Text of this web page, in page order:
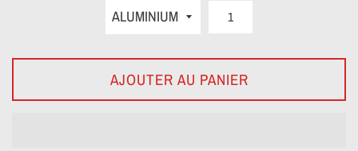
AJOUTER AU PANIER